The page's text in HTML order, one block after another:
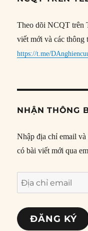
Theo dõi NCQT trên
viết mới và các
https://t.me/
NHẬN THÔNG
Nhập địa chỉ email
có bài viết mới qua
Địa
chỉ
email
ĐĂNG KÝ